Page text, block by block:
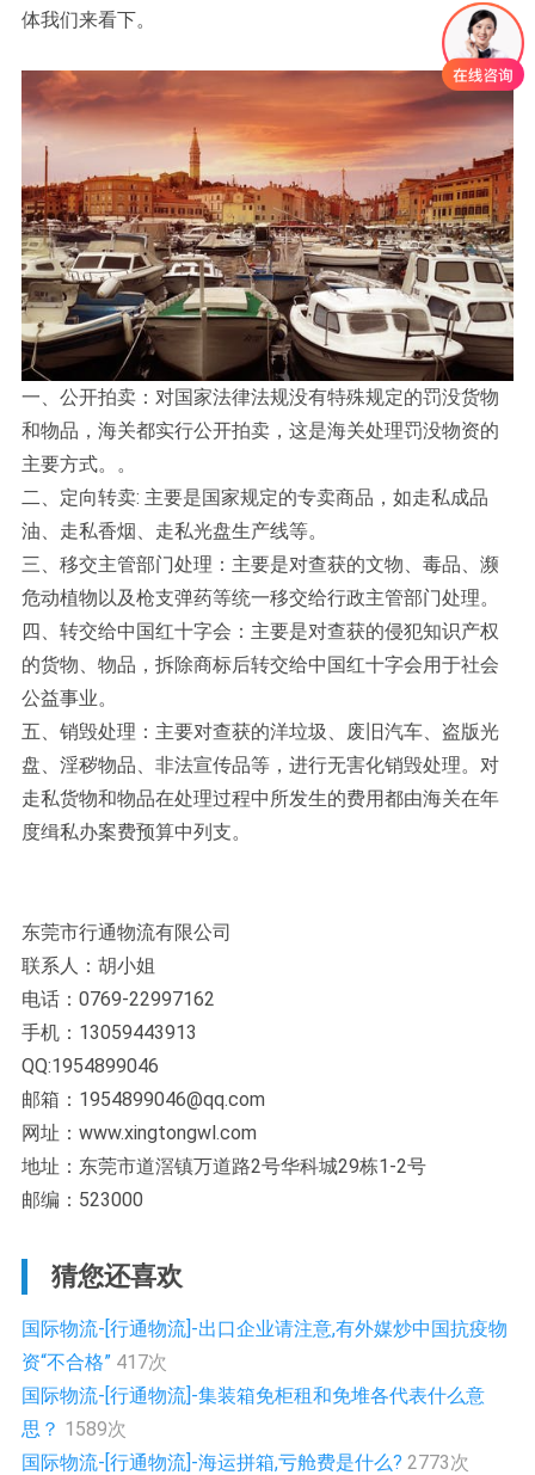
体我们来看下。
一、公开拍卖：对国家法律法规没有特殊规定的罚没货物
和物品，海关都实行公开拍卖，这是海关处理罚没物资的
主要方式。。
二、定向转卖: 主要是国家规定的专卖商品，如走私成品
油、走私香烟、走私光盘生产线等。
三、移交主管部门处理：主要是对查获的文物、毒品、濒
危动植物以及枪支弹药等统一移交给行政主管部门处理。
四、转交给中国红十字会：主要是对查获的侵犯知识产权
的货物、物品，拆除商标后转交给中国红十字会用于社会
公益事业。
五、销毁处理：主要对查获的洋垃圾、废旧汽车、盗版光
盘、淫秽物品、非法宣传品等，进行无害化销毁处理。对
走私货物和物品在处理过程中所发生的费用都由海关在年
度缉私办案费预算中列支。
东莞市行通物流有限公司
联系人：胡小姐
电话：0769-22997162
手机：13059443913
QQ:1954899046
邮箱：1954899046@qq.com
网址：www.xingtongwl.com
地址：东莞市道滘镇万道路2号华科城29栋1-2号
邮编：523000
猜您还喜欢
国际物流-[行通物流]-出口企业请注意,有外媒炒中国抗疫物
资“不合格” 417次
国际物流-[行通物流]-集装箱免柜租和免堆各代表什么意
思？ 1589次
国际物流-[行通物流]-海运拼箱,亏舱费是什么? 2773次